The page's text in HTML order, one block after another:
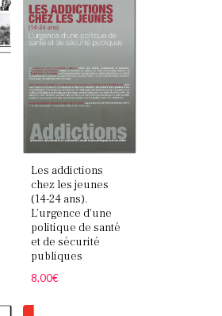
Les addictions
chez les jeunes
(14-24 ans).
L’urgence d’une
politique de santé
et de sécurité
publiques
8,00€